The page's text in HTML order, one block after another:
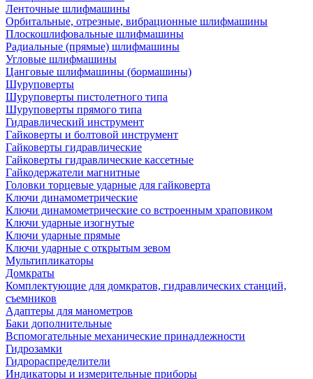
Ленточные шлифмашины
Орбитальные, отрезные, вибрационные шлифмашины
Плоскошлифовальные шлифмашины
Радиальные (прямые) шлифмашины
Угловые шлифмашины
Цанговые шлифмашины (бормашины)
Шуруповерты
Шуруповерты пистолетного типа
Шуруповерты прямого типа
Гидравлический инструмент
Гайковерты и болтовой инструмент
Гайковерты гидравлические
Гайковерты гидравлические кассетные
Гайкодержатели магнитные
Головки торцевые ударные для гайковерта
Ключи динамометрические
Ключи динамометрические со встроенным храповиком
Ключи ударные изогнутые
Ключи ударные прямые
Ключи ударные с открытым зевом
Мультипликаторы
Домкраты
Комплектующие для домкратов, гидравлических станций,
съемников
Адаптеры для манометров
Баки дополнительные
Вспомогательные механические принадлежности
Гидрозамки
Гидрораспределители
Индикаторы и измерительные приборы